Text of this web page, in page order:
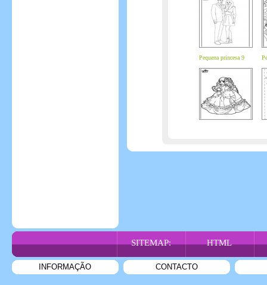
Pequena princesa 9
SITEMAP: HTML
INFORMAÇÃO CONTACTO